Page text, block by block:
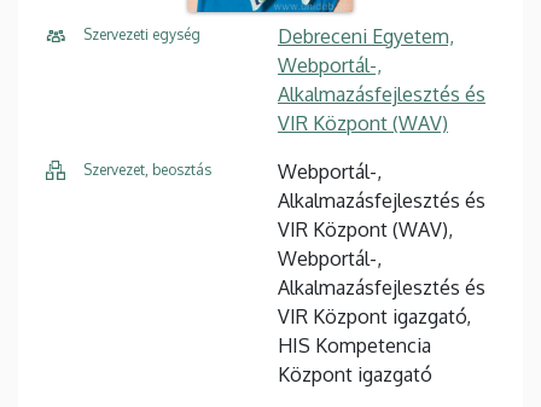
Szervezeti egység
Debreceni Egyetem,
Webportál-,
Alkalmazásfejlesztés és
VIR Központ (WAV)
Szervezet, beosztás
Webportál-,
Alkalmazásfejlesztés és
VIR Központ (WAV),
Webportál-,
Alkalmazásfejlesztés és
VIR Központ igazgató,
HIS Kompetencia
Központ igazgató